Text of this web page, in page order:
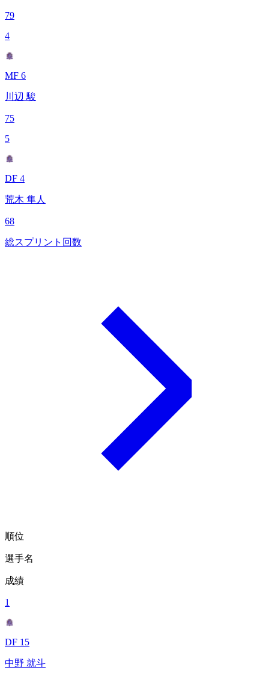
79
4
MF 6
川辺 駿
75
5
DF 4
荒木 隼人
68
総スプリント回数
順位
選手名
成績
1
DF 15
中野 就斗